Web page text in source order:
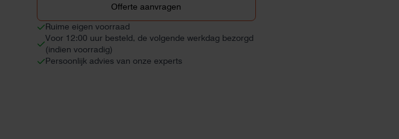
Offerte aanvragen
Ruime eigen voorraad
Voor 12:00 uur besteld, de volgende werkdag bezorgd
(indien voorradig)
Persoonlijk advies van onze experts